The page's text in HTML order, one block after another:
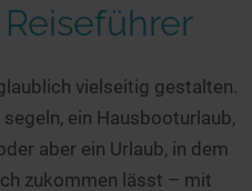
+
vielseitig gestalten.
ein Hausbooturlaub,
aber ein Urlaub, in dem
zukommen lässt – mit